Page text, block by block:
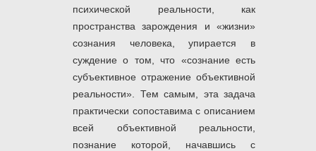
психической реальности, как
пространства зарождения и «жизни»
сознания человека, упирается в
суждение о том, что «сознание есть
субъективное отражение объективной
реальности». Тем самым, эта задача
практически сопоставима с описанием
всей объективной реальности,
познание которой, начавшись с